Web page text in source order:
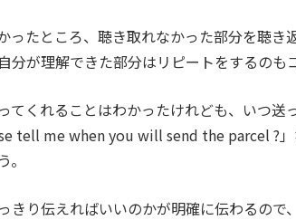
ったところ、聴き取れなかった部分を聴き
分が理解できた部分はリピートをするのも
てくれることはわかったけれども、いつ送
tell me when you will send the parcel ?
きり伝えればいいのかが明確に伝わるので